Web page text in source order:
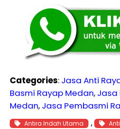
Categories: Jasa Anti
Basmi Rayap Medan, Jasa
Medan, Jasa Pembasmi
Antira Indah Utama ,